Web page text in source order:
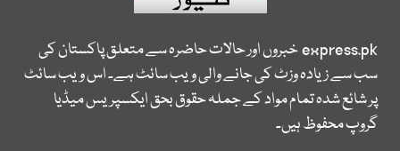
express.pkخبروں اور حالات حاضرہ سے متعلق پاکستان کی
سب سے زیادہ وزٹ کی جانے والی ویب سائٹ ہے۔ اس ویب سائٹ
پر شائع شدہ تمام مواد کے جملہ حقوق بحق ایکسپریس میڈیا
گروپ محفوظ ہیں۔